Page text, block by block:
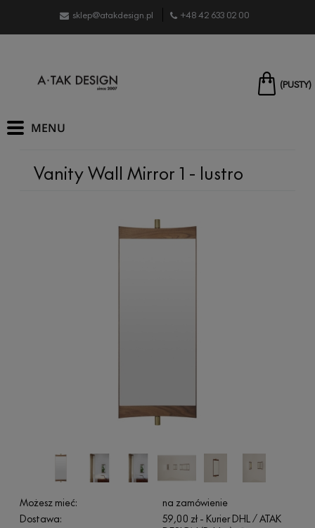
sklep@atakdesign.pl +48 42 633 02 00
(PUSTY)
Vanity Wall Mirror 1 - lustro
Możesz mieć:
na zamówienie
Dostawa:
59,00 zł - Kurier DHL / ATAK